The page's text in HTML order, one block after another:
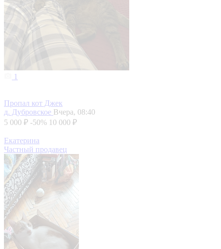
1
Пропал кот Джек
д. Дубровское Вчера, 08:40
5 000 ₽ -50% 10 000 ₽
Екатерина
Частный продавец